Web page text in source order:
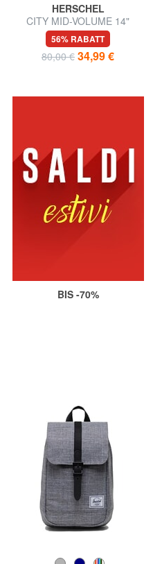
HERSCHEL
CITY MID-VOLUME 14"
Laptop-Rucksack
56% RABATT
80,00 € 34,99 €
BIS -70%